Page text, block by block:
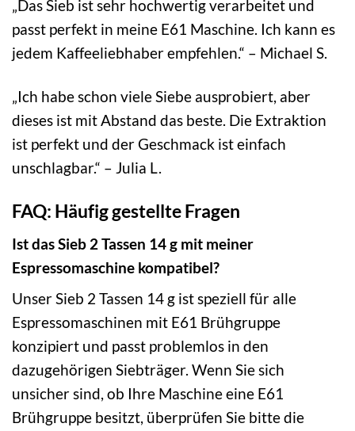
„Das Sieb ist sehr hochwertig verarbeitet und
passt perfekt in meine E61 Maschine. Ich kann es
jedem Kaffeeliebhaber empfehlen.“ – Michael S.
„Ich habe schon viele Siebe ausprobiert, aber
dieses ist mit Abstand das beste. Die Extraktion
ist perfekt und der Geschmack ist einfach
unschlagbar.“ – Julia L.
FAQ: Häufig gestellte Fragen
Ist das Sieb 2 Tassen 14 g mit meiner
Espressomaschine kompatibel?
Unser Sieb 2 Tassen 14 g ist speziell für alle
Espressomaschinen mit E61 Brühgruppe
konzipiert und passt problemlos in den
dazugehörigen Siebträger. Wenn Sie sich
unsicher sind, ob Ihre Maschine eine E61
Brühgruppe besitzt, überprüfen Sie bitte die